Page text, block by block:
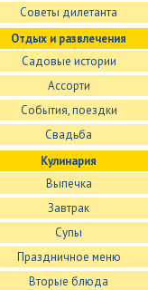
Советы дилетанта
Отдых и развлечения
Садовые истории
Ассорти
События, поездки
Свадьба
Кулинария
Выпечка
Завтрак
Супы
Праздничное меню
Вторые блюда